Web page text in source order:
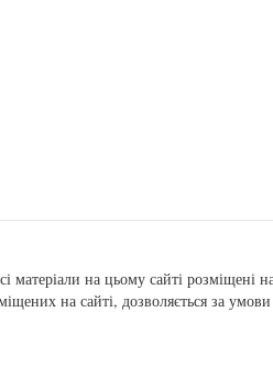
матеріали на цьому сайті розміщені
на сайті, дозволяється за